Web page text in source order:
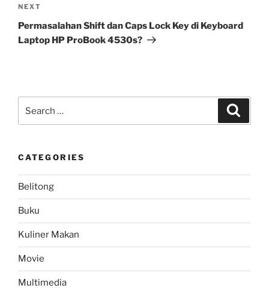
Next
Post
NEXT
Permasalahan Shift dan Caps Lock Key di Keyboard
Laptop HP ProBook 4530s?
for:
CATEGORIES
Belitong
Buku
Kuliner Makan
Movie
Multimedia